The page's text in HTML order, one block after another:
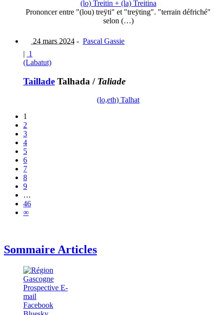
(lo) Treitin + (la) Treitina
Prononcer entre "(lou) treÿti" et "treÿting". "terrain défriché"
selon (…)
24 mars 2024 - Pascal Gassie
| 1
(Labatut)
Taillade Talhada / Taliade
(lo,eth) Talhat
1
2
3
4
5
6
7
8
9
…
46
∞
Sommaire Articles